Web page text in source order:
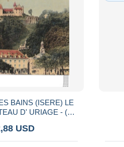
BAINS (ISERE) LE
USD